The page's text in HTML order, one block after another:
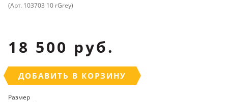
(Арт. 103703 10 rGrey)
18 500 руб.
ДОБАВИТЬ В КОРЗИНУ
Размер